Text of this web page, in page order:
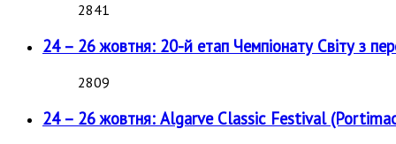
2841
24 – 26 жовтня: 20-й етап Чемпіонату Світу з
2809
24 – 26 жовтня: Algarve Classic Festival